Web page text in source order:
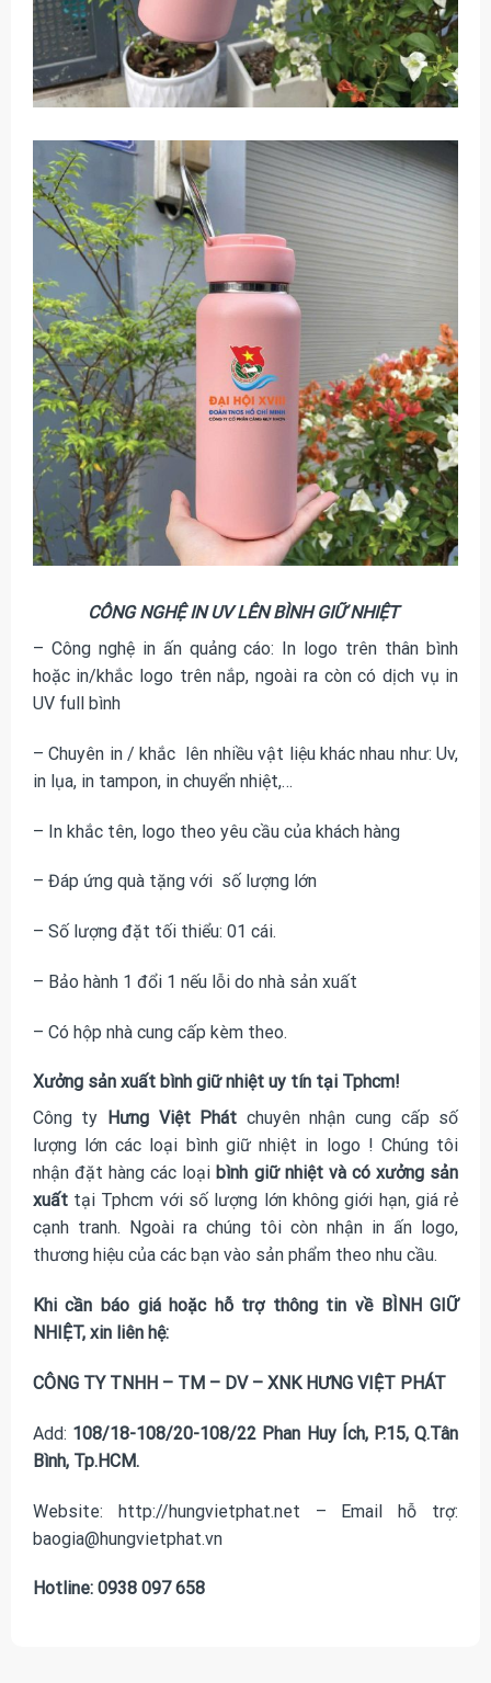
CÔNG NGHỆ IN UV LÊN BÌNH GIỮ NHIỆT
– Công nghệ in ấn quảng cáo: In logo trên thân bình
hoặc in/khắc logo trên nắp, ngoài ra còn có dịch vụ in
UV full bình
– Chuyên in / khắc lên nhiều vật liệu khác nhau như: Uv,
in lụa, in tampon, in chuyển nhiệt,…
– In khắc tên, logo theo yêu cầu của khách hàng
– Đáp ứng quà tặng với số lượng lớn
– Số lượng đặt tối thiểu: 01 cái.
– Bảo hành 1 đổi 1 nếu lỗi do nhà sản xuất
– Có hộp nhà cung cấp kèm theo.
Xưởng sản xuất bình giữ nhiệt uy tín tại Tphcm!
Công ty
Hưng Việt Phát chuyên nhận cung cấp số
lượng lớn các loại bình giữ nhiệt in logo ! Chúng tôi
nhận đặt hàng các loại bình giữ nhiệt và có xưởng sản
xuấttại Tphcm với số lượng lớn không giới hạn, giá rẻ
cạnh tranh. Ngoài ra chúng tôi còn nhận in ấn logo,
thương hiệu của các bạn vào sản phẩm theo nhu cầu.
Khi cần báo giá hoặc hỗ trợ thông tin về BÌNH GIỮ
NHIỆT, xin liên hệ:
CÔNG TY TNHH – TM – DV – XNK HƯNG VIỆT PHÁT
Add: 108/18-108/20-108/22 Phan Huy Ích, P.15, Q.Tân
Bình, Tp.HCM.
Website: http://hungvietphat.net – Email hỗ trợ:
baogia@hungvietphat.vn
Hotline: 0938 097 658